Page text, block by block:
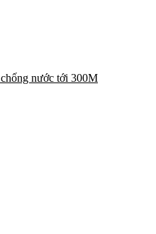
nước tới 300M